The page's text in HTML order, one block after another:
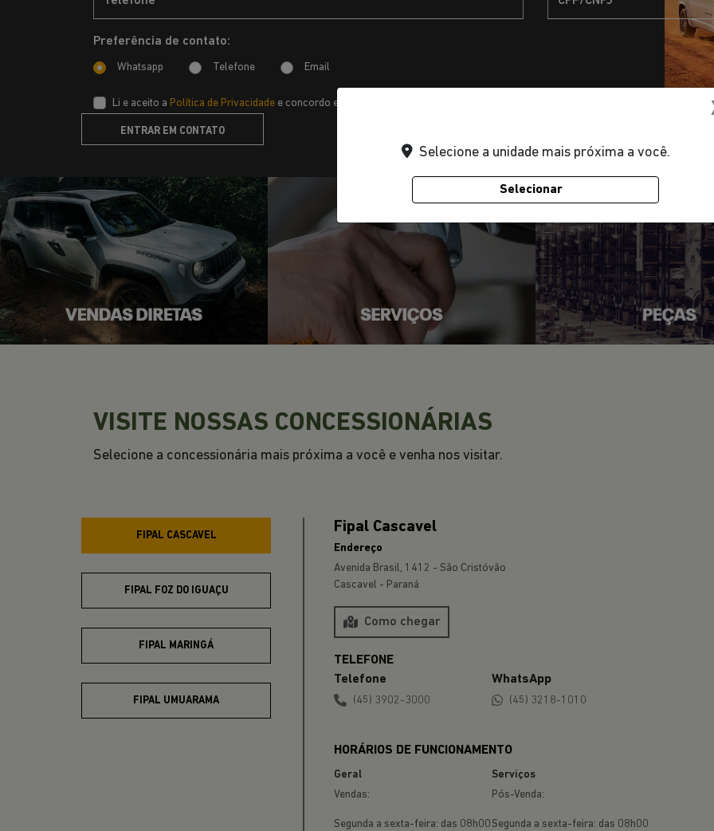
Preferência de contato:
Whatsapp Telefone Email
Li e aceito a Política de Privacidade e concordo em receber comunicações da concessionária.
ENTRAR EM CONTATO
VISITE NOSSAS CONCESSIONÁRIAS
Selecione a concessionária mais próxima a você e venha nos visitar.
FIPAL CASCAVEL
FIPAL FOZ DO IGUAÇU
FIPAL MARINGÁ
FIPAL UMUARAMA
Fipal Cascavel
Endereço
Avenida Brasil, 1412 - São Cristóvão
Cascavel - Paraná
Como chegar
Telefone
(45) 3902-3000
WhatsApp
(45) 3218-1010
HORÁRIOS DE FUNCIONAMENTO
Geral
Vendas:
Segunda a sexta-feira: das 08h00
Serviços
Pós-Venda:
Segunda a sexta-feira: das 08h00
Selecione a unidade mais próxima a você.
Selecionar